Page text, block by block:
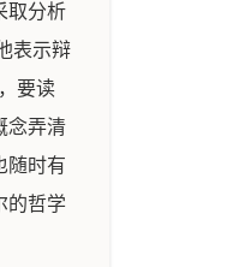
取分析
表示辩
要读
念弄清
随时有
的哲学